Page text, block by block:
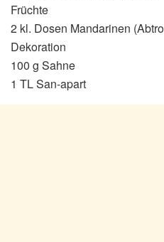
Früchte
2 kl. Dosen Mandarinen
Dekoration
100 g Sahne
1 TL San-apart